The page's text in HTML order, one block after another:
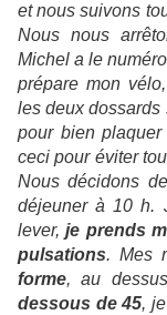
et nous suivons
Nous nous
Michel a le
prépare mon
les deux dossards
pour bien
ceci pour éviter
Nous décidons
déjeuner à 10 h.
lever,je prends
pulsations. Mes
forme, au
dessous de 45,